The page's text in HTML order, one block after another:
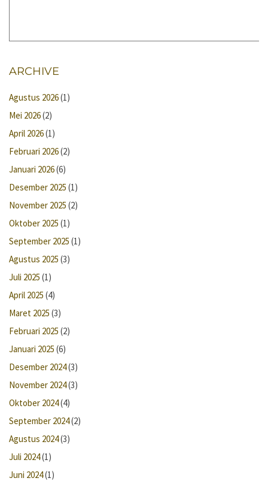
ARCHIVE
Agustus 2026(1)
Mei 2026(2)
April 2026(1)
Februari 2026(2)
Januari 2026(6)
Desember 2025 (1)
November 2025 (2)
Oktober 2025 (1)
September 2025 (1)
Agustus 2025 (3)
Juli 2025 (1)
April 2025 (4)
Maret 2025 (3)
Februari 2025 (2)
Januari 2025 (6)
Desember 2024(3)
November 2024(3)
Oktober 2024(4)
September 2024(2)
Agustus 2024(3)
Juli 2024(1)
Juni 2024(1)